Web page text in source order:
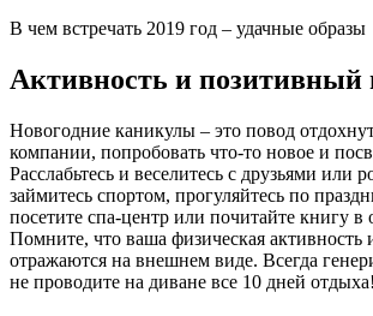
В чем встречать 2019 год – удачные образы
Активность и позитивный
Новогодние каникулы ‒ это повод
компании, попробовать что-то новое и
Расслабьтесь и веселитесь с друзьями или
займитесь спортом, прогуляйтесь по
посетите спа-центр или почитайте книгу в
Помните, что ваша физическая активность
отражаются на внешнем виде. Всегда
не проводите на диване все 10 дней отдыха!